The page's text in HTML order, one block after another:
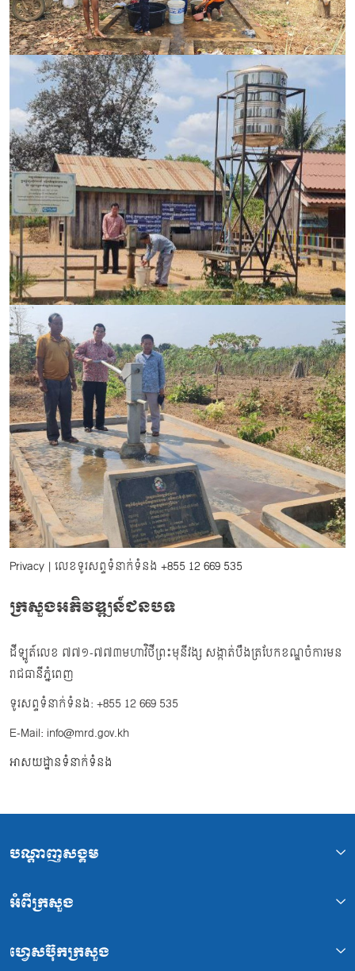
Privacy | លេខទូរសព្ទទំនាក់ទំនង +855 12 669 535
ក្រសួងអភិវឌ្ឍន៍ជនបទ
ដីឡូត៍លេខ ៧៧១-៧៧៣មហាវិថីព្រះមុនីវង្ស សង្កាត់បឹងត្របែកខណ្ឌចំការមន
រាជធានីភ្នំពេញ
ទូរសព្ទទំនាក់ទំនង: +855 12 669 535
E-Mail: info@mrd.gov.kh
អាសយដ្ឋានទំនាក់ទំនង
បណ្ដាញសង្គម
អំពីក្រសួង
ហ្វេសប៊ុកក្រសួង